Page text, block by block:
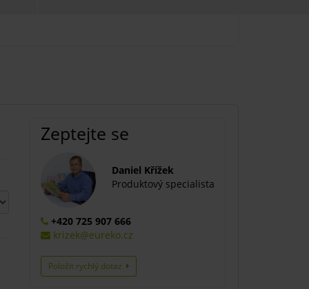
Zeptejte se
Daniel Křížek
Produktový specialista
+420 725 907 666
krizek@eureko.cz
Položit rychlý dotaz